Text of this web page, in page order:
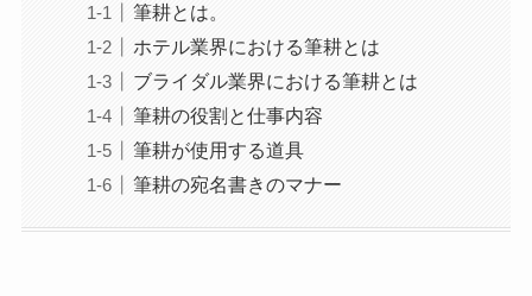
筆耕とは。
ホテル業界における筆耕とは
ブライダル業界における筆耕とは
筆耕の役割と仕事内容
筆耕が使用する道具
筆耕の宛名書きのマナー